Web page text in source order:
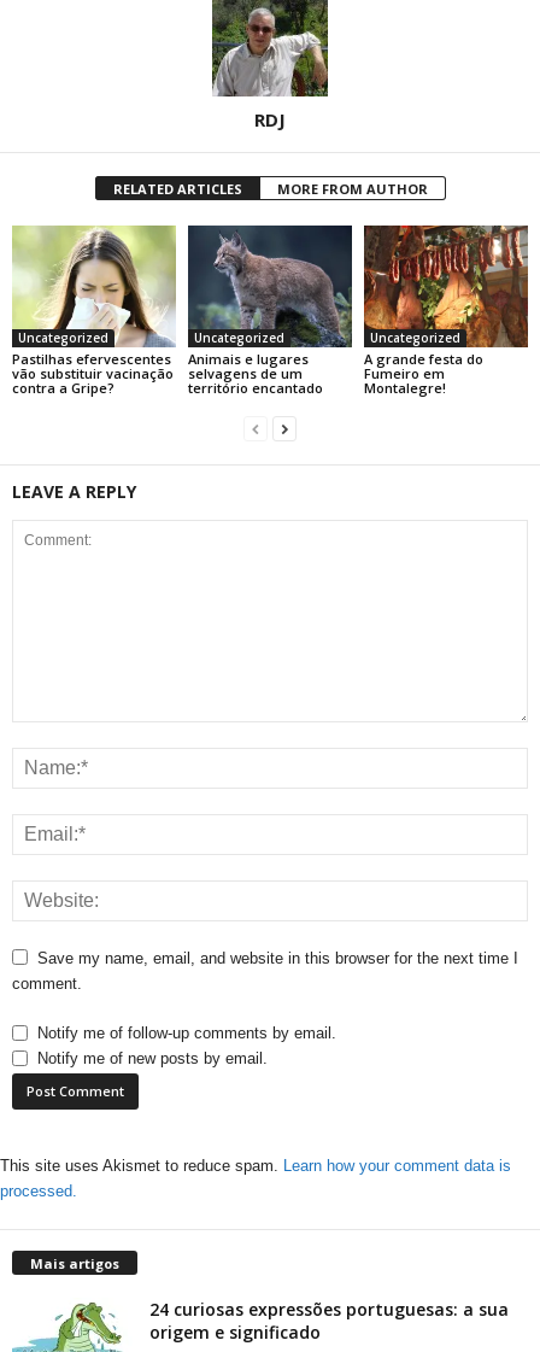
RDJ
RELATED ARTICLES MORE FROM AUTHOR
Uncategorized
Pastilhas efervescentes
vão substituir vacinação
contra a Gripe?
Uncategorized
Animais e lugares
selvagens de um
território encantado
Uncategorized
A grande festa do
Fumeiro em
Montalegre!
LEAVE A REPLY
Save my name, email, and website in this browser for the next time I
comment.
Notify me of follow-up comments by email.
Notify me of new posts by email.
This site uses Akismet to reduce spam. Learn how your comment data is
processed.
Mais artigos
24 curiosas expressões portuguesas: a sua
origem e significado